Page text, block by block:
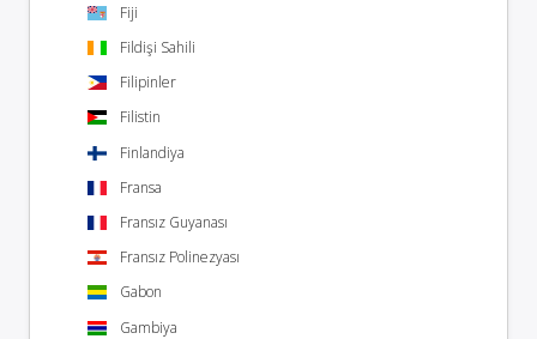
Fiji
Fildişi Sahili
Filipinler
Filistin
Finlandiya
Fransa
Fransız Guyanası
Fransız Polinezyası
Gabon
Gambiya